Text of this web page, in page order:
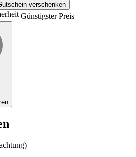
verschenken
Günstigster Preis